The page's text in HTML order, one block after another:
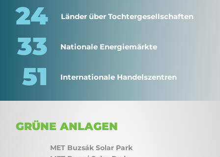
24 Länder über Tochtergesellschaften
33 Nationale Energiemärkte
51 Internationale Handelszentren
GRÜNE ANLAGEN
MET Buzsák Solar Park